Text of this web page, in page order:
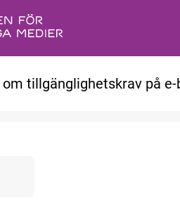
tillgänglighetskrav på